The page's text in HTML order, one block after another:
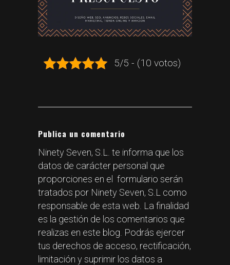
5/5 - (10 votos)
Publica un comentario
Ninety Seven, S.L. te informa que los
datos de carácter personal que
proporciones en el formulario serán
tratados por Ninety Seven, S.L como
responsable de esta web. La finalidad
es la gestión de los comentarios que
realizas en este blog. Podrás ejercer
tus derechos de acceso, rectificación,
limitación y suprimir los datos a